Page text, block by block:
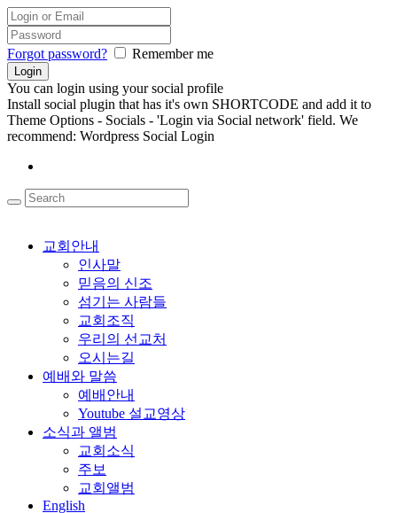
Forgot password? Remember me
You can login using your social profile
Install social plugin that has it's own SHORTCODE and add it to
Theme Options - Socials - 'Login via Social network' field. We
recommend: Wordpress Social Login
교회안내
인사말
믿음의 신조
섬기는 사람들
교회조직
우리의 선교처
오시는길
예배와 말씀
예배안내
Youtube 설교영상
소식과 앨범
교회소식
주보
교회앨범
English